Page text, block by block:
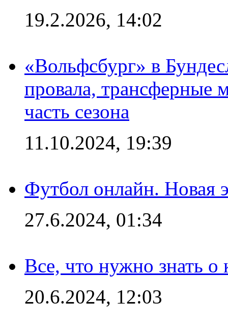
19.2.2026, 14:02
«Вольфсбург» в
провала, трансферные
часть сезона
11.10.2024, 19:39
Футбол онлайн. Новая
27.6.2024, 01:34
Все, что нужно знать о
20.6.2024, 12:03